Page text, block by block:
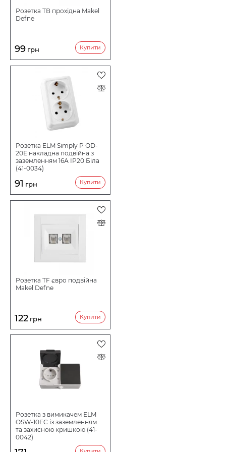
Розетка ТВ прохідна Makel
Defne
99 грн Купити
Розетка ELM Simply P ОD-
20Е накладна подвійна з
заземленням 16А IP20 Біла
(41-0034)
91 грн Купити
Розетка TF євро подвійна
Makel Defne
122 грн Купити
Розетка з вимикачем ELM
OSW-10EC із заземленням
та захисною кришкою (41-
0042)